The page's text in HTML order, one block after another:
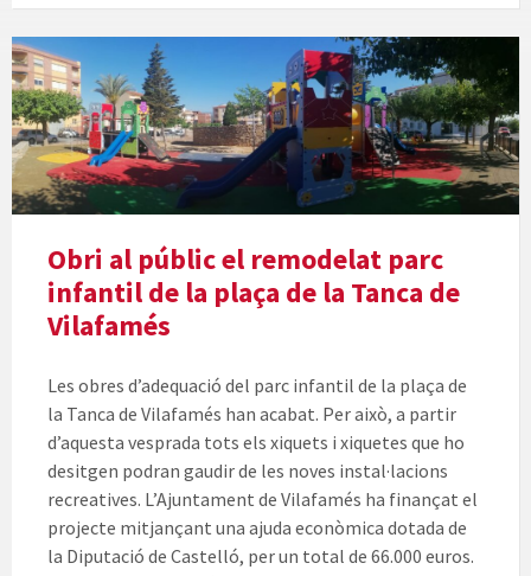
Obri al públic el remodelat parc
infantil de la plaça de la Tanca de
Vilafamés
Les obres d’adequació del parc infantil de la plaça de
la Tanca de Vilafamés han acabat. Per això, a partir
d’aquesta vesprada tots els xiquets i xiquetes que ho
desitgen podran gaudir de les noves instal·lacions
recreatives. L’Ajuntament de Vilafamés ha finançat el
projecte mitjançant una ajuda econòmica dotada de
la Diputació de Castelló, per un total de 66.000 euros.